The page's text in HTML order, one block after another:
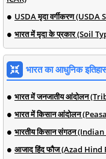
USDA मृदा वर्गीकरण
भारत में मृदा के प्रकार (Soil
भारत का आधुनिक
भारत में जनजातीय आंदोलन
भारत में किसान आंदोलन
भारतीय किसान संगठन
आजाद हिंद फौज (Azad Hind